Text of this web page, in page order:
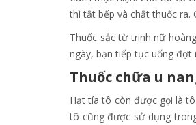
thì tắt bếp và chắt thuốc ra.
Thuốc sắc từ trinh nữ
ngày, bạn tiếp tục uống đợt
Thuốc chữa u
Hạt tía tô còn được gọi là
tô cũng được sử dụng